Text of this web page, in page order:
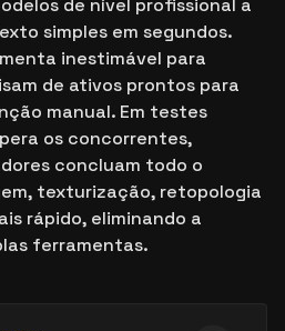
de nível profissional a
simples em segundos.
inestimável para
de ativos prontos para
manual. Em testes
os concorrentes,
concluam todo o
texturização, retopologia
rápido, eliminando a
ferramentas.